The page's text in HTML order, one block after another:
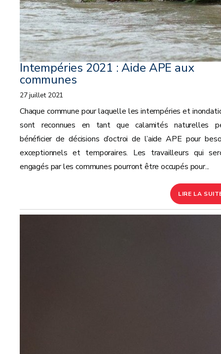
Intempéries 2021 : Aide APE aux
communes
27 juillet 2021
Chaque commune pour laquelle les intempéries et
sont reconnues en tant que calamités naturelles
bénéficier de décisions d’octroi de l’aide APE pour
exceptionnels et temporaires. Les travailleurs qui
engagés par les communes pourront être occupés pour...
LIRE LA